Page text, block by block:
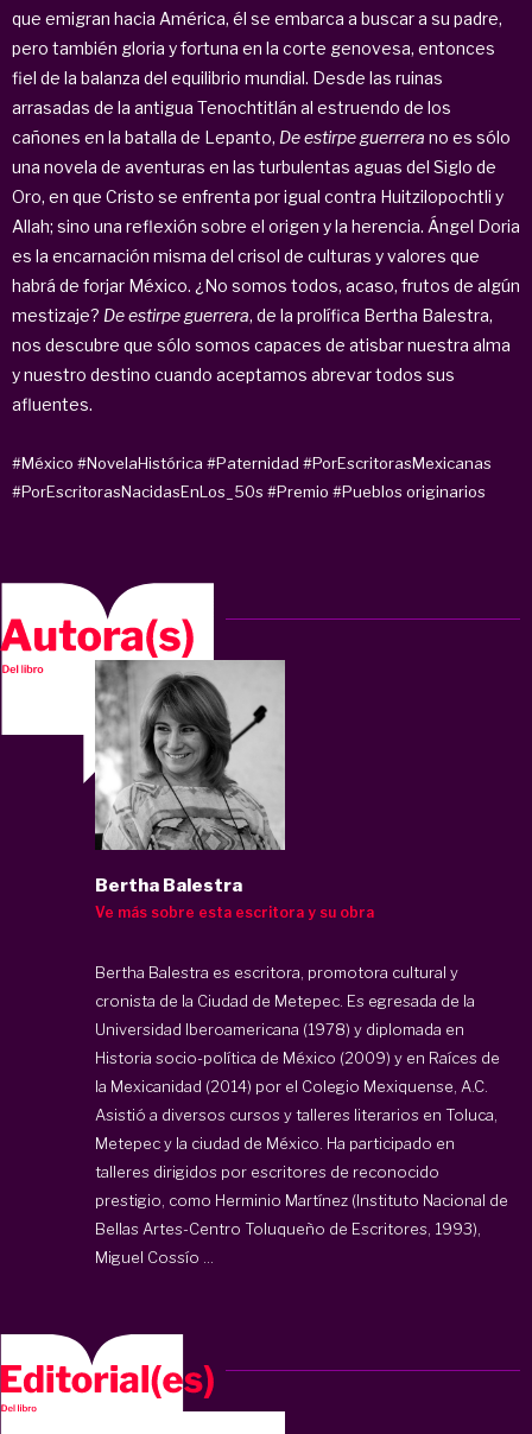
que emigran hacia América, él se embarca a buscar a su padre,
pero también gloria y fortuna en la corte genovesa, entonces
fiel de la balanza del equilibrio mundial. Desde las ruinas
arrasadas de la antigua Tenochtitlán al estruendo de los
cañones en la batalla de Lepanto, De estirpe guerrera no es sólo
una novela de aventuras en las turbulentas aguas del Siglo de
Oro, en que Cristo se enfrenta por igual contra Huitzilopochtli y
Allah; sino una reflexión sobre el origen y la herencia. Ángel Doria
es la encarnación misma del crisol de culturas y valores que
habrá de forjar México. ¿No somos todos, acaso, frutos de algún
mestizaje? De estirpe guerrera, de la prolífica Bertha Balestra,
nos descubre que sólo somos capaces de atisbar nuestra alma
y nuestro destino cuando aceptamos abrevar todos sus
afluentes.
#México #NovelaHistórica #Paternidad #PorEscritorasMexicanas
#PorEscritorasNacidasEnLos_50s #Premio #Pueblos originarios
Bertha Balestra
Ve más sobre esta escritora y su obra
Bertha Balestra es escritora, promotora cultural y
cronista de la Ciudad de Metepec. Es egresada de la
Universidad Iberoamericana (1978) y diplomada en
Historia socio-política de México (2009) y en Raíces de
la Mexicanidad (2014) por el Colegio Mexiquense, A.C.
Asistió a diversos cursos y talleres literarios en Toluca,
Metepec y la ciudad de México. Ha participado en
talleres dirigidos por escritores de reconocido
prestigio, como Herminio Martínez (Instituto Nacional de
Bellas Artes-Centro Toluqueño de Escritores, 1993),
Miguel Cossío ...